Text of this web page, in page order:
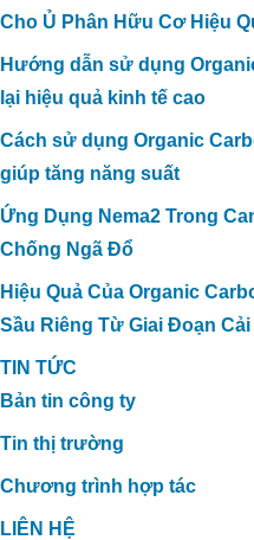
Cho Ủ Phân Hữu Cơ Hiệu
Hướng dẫn sử dụng
lại hiệu quả kinh tế cao
Cách sử dụng Organic
giúp tăng năng suất
Ứng Dụng Nema2 Trong
Chống Ngã Đổ
Hiệu Quả Của Organic
Sầu Riêng Từ Giai Đoạn
TIN TỨC
Bản tin công ty
Tin thị trường
Chương trình hợp tác
LIÊN HỆ